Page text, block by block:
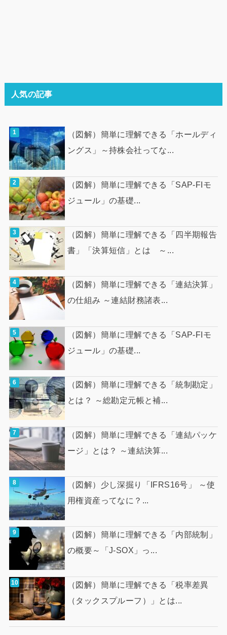
人気の記事
（図解）簡単に理解できる「ホールディ
ングス」～持株会社ってな...
（図解）簡単に理解できる「SAP-FIモ
ジュール」の基礎...
（図解）簡単に理解できる「四半期報告
書」「決算短信」とは ～...
（図解）簡単に理解できる「連結決算」
の仕組み ～連結財務諸表...
（図解）簡単に理解できる「SAP-FIモ
ジュール」の基礎...
（図解）簡単に理解できる「統制勘定」
とは？ ～総勘定元帳と補...
（図解）簡単に理解できる「連結パッケ
ージ」とは？ ～連結決算...
（図解）少し深掘り「IFRS16号」 ～使
用権資産ってなに？...
（図解）簡単に理解できる「内部統制」
の概要～「J-SOX」っ...
（図解）簡単に理解できる「税率差異
（タックスプルーフ）」とは...